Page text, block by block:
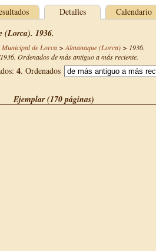
Detalles Calendario
(Lorca). 1936.
Municipal de Lorca> Almanaque (Lorca)> 1936.
Ordenados de más antiguo a más reciente.
4. Ordenados
Ejemplar (170 páginas)